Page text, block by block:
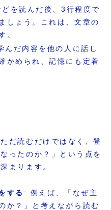
を読んだ後、3行程度で
しょう。これは、文章の
。
んだ内容を他の人に話し
かめられ、記憶にも定着
だ読むだけではなく、登
ったのか？」という点を
まります。
する : 例えば、「なぜ主
か？」と考えながら読む